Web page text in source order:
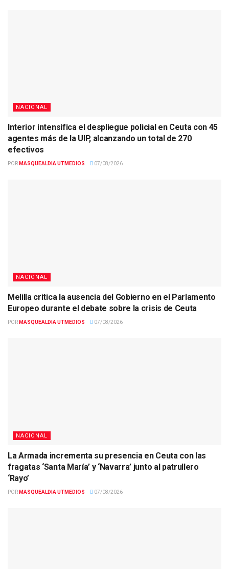
NACIONAL
Interior intensifica el despliegue policial en Ceuta con 45
agentes más de la UIP, alcanzando un total de 270
efectivos
POR MASQUEALDIA UTMEDIOS 07/08/2026
NACIONAL
Melilla critica la ausencia del Gobierno en el Parlamento
Europeo durante el debate sobre la crisis de Ceuta
POR MASQUEALDIA UTMEDIOS 07/08/2026
NACIONAL
La Armada incrementa su presencia en Ceuta con las
fragatas ‘Santa María’ y ‘Navarra’ junto al patrullero
‘Rayo’
POR MASQUEALDIA UTMEDIOS 07/08/2026